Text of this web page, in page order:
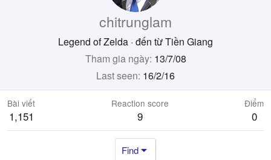
chitrunglam
Legend of Zelda · đến từTiền Giang
Tham gia ngày 13/7/08
Last seen 16/2/16
Bài viết
1,151
Reaction score
9
Điểm
0
Find